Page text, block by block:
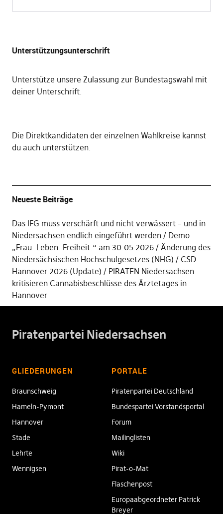
Unterstützungsunterschrift
Unterstütze unsere Zulassung zur Bundestagswahl mit
deiner Unterschrift.
Die Direktkandidaten der einzelnen Wahlkreise kannst
du auch unterstützen.
Neueste Beiträge
Das IFG muss verschärft und nicht verwässert – und in
Niedersachsen endlich eingeführt werden
Demo
„Frau. Leben. Freiheit.“ am 30.05.2026
Änderung des
Niedersächsischen Hochschulgesetzes (NHG)
CSD
Hannover 2026 (Update)
PIRATEN Niedersachsen
kritisieren Cannabisbeschlüsse des Ärztetages in
Hannover
Piratenpartei Niedersachsen
GLIEDERUNGEN
Braunschweig
Hameln-Pymont
Hannover
Stade
Lehrte
Wennigsen
PORTALE
Piratenpartei Deutschland
Bundespartei Vorstandsportal
Forum
Mailinglisten
Wiki
Pirat-o-Mat
Flaschenpost
Europaabgeordneter Patrick
Breyer